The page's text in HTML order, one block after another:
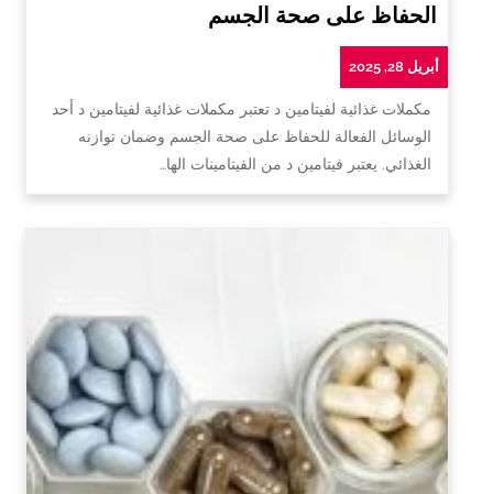
الحفاظ على صحة الجسم
أبريل 28, 2025
مكملات غذائية لفيتامين د تعتبر مكملات غذائية لفيتامين د أحد
الوسائل الفعالة للحفاظ على صحة الجسم وضمان توازنه
الغذائي. يعتبر فيتامين د من الفيتامينات الها…